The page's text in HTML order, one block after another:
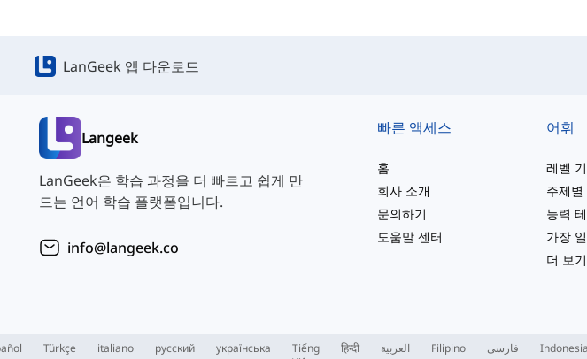
LanGeek 앱 다운로드
Langeek
LanGeek은 학습 과정을 더 빠르고 쉽게 만
드는 언어 학습 플랫폼입니다.
info@langeek.co
빠른 액세스
홈
회사 소개
문의하기
도움말 센터
어휘
레벨
주제별
능력
가장
더 보기
Türkçe italiano русский українська
Tiếng
हिन्दी العربية Filipino فارسی Indonesia